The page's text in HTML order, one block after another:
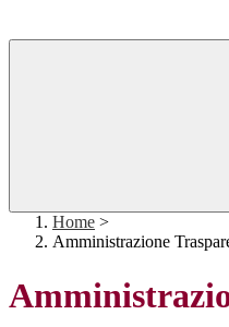
Home >
Amministrazione